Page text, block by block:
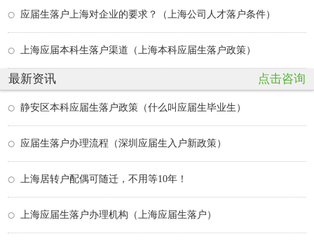
应届生落户上海对企业的要求？（上海公司人才落户条件）
上海应届本科生落户渠道（上海本科应届生落户政策）
最新资讯 点击咨询
静安区本科应届生落户政策（什么叫应届生毕业生）
应届生落户办理流程（深圳应届生入户新政策）
上海居转户配偶可随迁，不用等10年！
上海应届生落户办理机构（上海应届生落户）